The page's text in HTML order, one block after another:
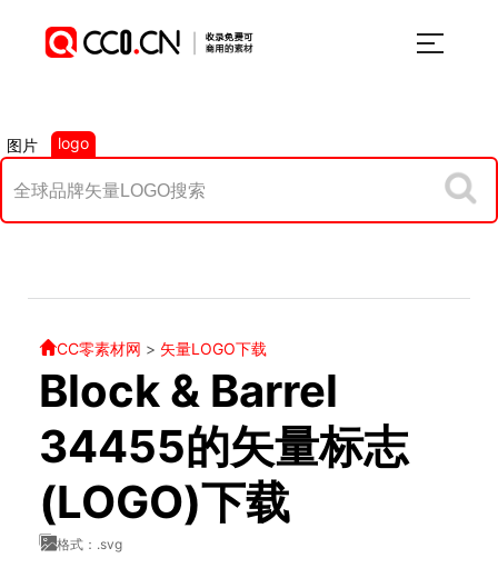
图片 logo
CC零素材网 > 矢量LOGO下载
Block & Barrel
34455的矢量标志
(LOGO)下载
格式：.svg